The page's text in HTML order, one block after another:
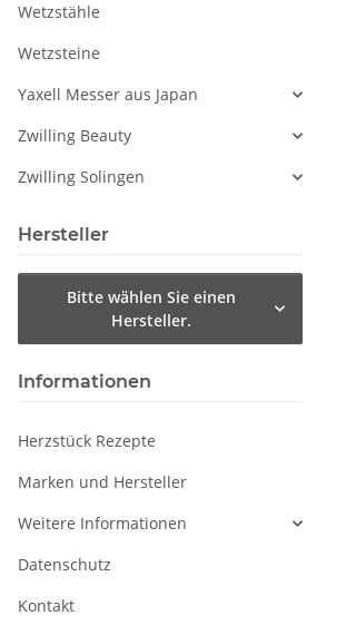
Wetzstähle
Wetzsteine
Yaxell Messer aus Japan
Zwilling Beauty
Zwilling Solingen
Hersteller
Bitte wählen Sie einen
Hersteller.
Informationen
Herzstück Rezepte
Marken und Hersteller
Weitere Informationen
Datenschutz
Kontakt